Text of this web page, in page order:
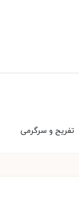
تفریح و سرگرمی